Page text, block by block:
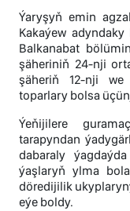
Ýaryşyň emin
Kakaýew
Balkanabat
şäheriniň 24-nji
şäheriň 12-nji
toparlary bolsa
Ýeňijilere
tarapyndan
dabaraly
ýaşlaryň ylma
döredijilik
eýe boldy.